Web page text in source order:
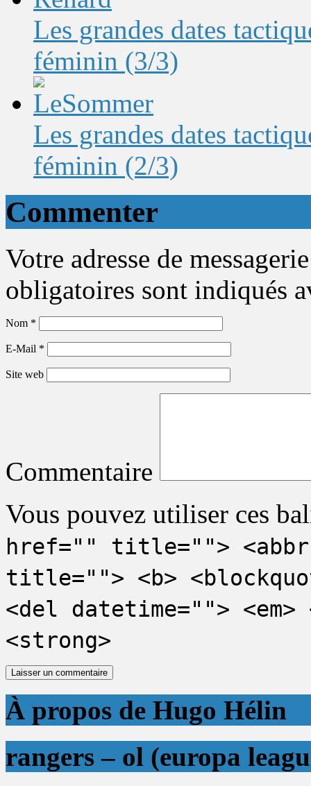
Les grandes dates
féminin (3/3)
Les grandes dates
féminin (2/3)
Commenter
Votre adresse de
obligatoires sont indiqués
Nom *
E-Mail *
Site web
Commentaire
Vous pouvez utiliser ces
href="" title="">
title=""> <b>
<del datetime="">
<strong>
À propos de Hugo Hélin
rangers – ol (europa